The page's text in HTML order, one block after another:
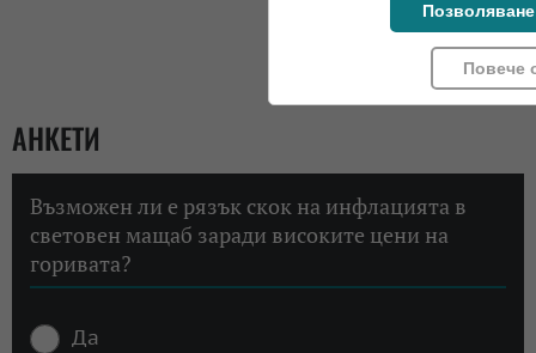
АНКЕТИ
Възможен ли е рязък скок на инфлацията в
световен мащаб заради високите цени на
горивата?
Да
Повече